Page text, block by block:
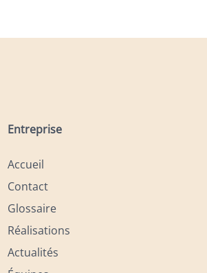
Entreprise
Accueil
Contact
Glossaire
Réalisations
Actualités